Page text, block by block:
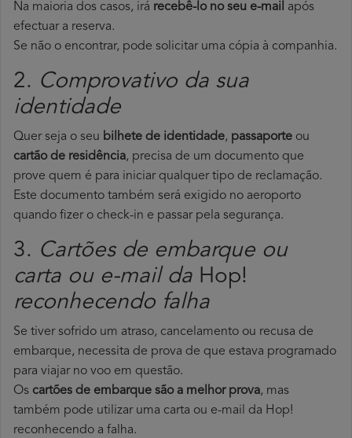
Na maioria dos casos, irá recebê-lo no seu e-mail após
efectuar a reserva.
Se não o encontrar, pode solicitar uma cópia à companhia.
2. Comprovativo da sua
identidade
Quer seja o seu bilhete de identidade, passaporte ou
cartão de residência, precisa de um documento que
prove quem é para iniciar qualquer tipo de reclamação.
Este documento também será exigido no aeroporto
quando fizer o check-in e passar pela segurança.
3. Cartões de embarque ou
carta ou e-mail da Hop!
reconhecendo falha
Se tiver sofrido um atraso, cancelamento ou recusa de
embarque, necessita de prova de que estava programado
para viajar no voo em questão.
Os cartões de embarque são a melhor prova, mas
também pode utilizar uma carta ou e-mail da Hop!
reconhecendo a falha.